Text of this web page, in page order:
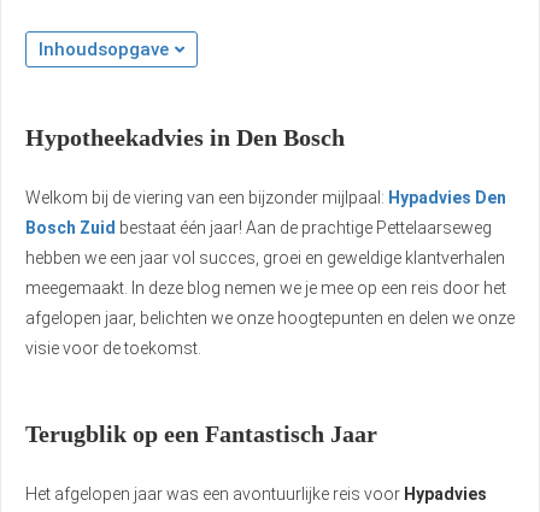
Inhoudsopgave
Hypotheekadvies in Den Bosch
Welkom bij de viering van een bijzonder mijlpaal: Hypadvies Den
Bosch Zuid bestaat één jaar! Aan de prachtige Pettelaarseweg
hebben we een jaar vol succes, groei en geweldige klantverhalen
meegemaakt. In deze blog nemen we je mee op een reis door het
afgelopen jaar, belichten we onze hoogtepunten en delen we onze
visie voor de toekomst.
Terugblik op een Fantastisch Jaar
Het afgelopen jaar was een avontuurlijke reis voor Hypadvies